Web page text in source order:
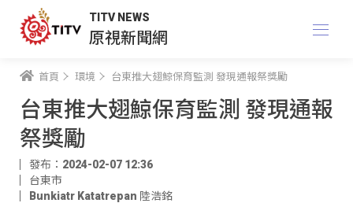
TITV NEWS
原視新聞網
首頁 環境 台東推大翅鯨保育監測 發現通報祭獎勵
台東推大翅鯨保育監測 發現通報
祭獎勵
發布：2024-02-07 12:36
台東市
Bunkiatr Katatrepan 陸浩銘